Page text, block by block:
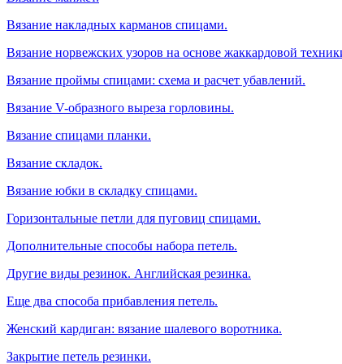
Вязание накладных карманов спицами.
Вязание норвежских узоров на основе жаккардовой
Вязание проймы спицами: схема и расчет убавлений.
Вязание V-образного выреза горловины.
Вязание спицами планки.
Вязание складок.
Вязание юбки в складку спицами.
Горизонтальные петли для пуговиц спицами.
Дополнительные способы набора петель.
Другие виды резинок. Английская резинка.
Еще два способа прибавления петель.
Женский кардиган: вязание шалевого воротника.
Закрытие петель резинки.